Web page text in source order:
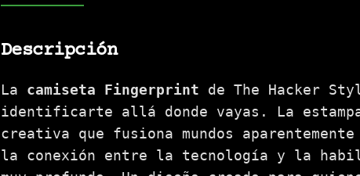
Descripción
La camiseta Fingerprint de The Hacker
identificarte allá donde vayas. La
creativa que fusiona mundos
la conexión entre la tecnología y la